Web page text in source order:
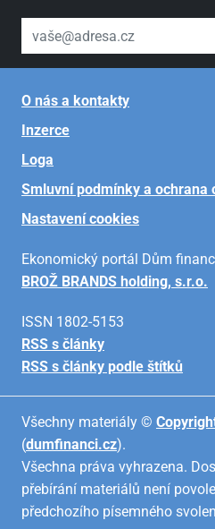
váš email
O nás a kontakty
Inzerce
Loga
Smluvní podmínky a ochrana
Nastavení cookies
Ekonomický portál Dům
BROŽ BRANDS holding, s.r.o.
ISSN 1802-5153
RSS s články
RSS s články podle štítků
Všechny materiály ©
(dumfinanci.cz).
Všechna práva vyhrazena.
přebírání materiálů není
předchozího písemného